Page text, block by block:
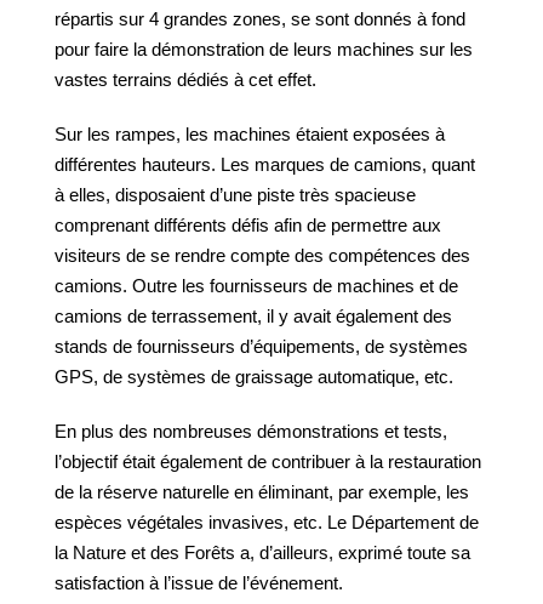
répartis sur 4 grandes zones, se sont donnés à fond
pour faire la démonstration de leurs machines sur les
vastes terrains dédiés à cet effet.
Sur les rampes, les machines étaient exposées à
différentes hauteurs. Les marques de camions, quant
à elles, disposaient d’une piste très spacieuse
comprenant différents défis afin de permettre aux
visiteurs de se rendre compte des compétences des
camions. Outre les fournisseurs de machines et de
camions de terrassement, il y avait également des
stands de fournisseurs d’équipements, de systèmes
GPS, de systèmes de graissage automatique, etc.
En plus des nombreuses démonstrations et tests,
l’objectif était également de contribuer à la restauration
de la réserve naturelle en éliminant, par exemple, les
espèces végétales invasives, etc. Le Département de
la Nature et des Forêts a, d’ailleurs, exprimé toute sa
satisfaction à l’issue de l’événement.